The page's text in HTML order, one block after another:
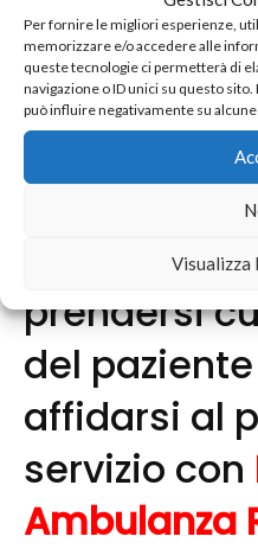
Per fornire le migliori esperienze,
memorizzare e/o accedere alle
queste tecnologie ci permetterà di
navigazione o ID unici su questo
può influire negativamente su
Visualizza
l’impresa
speciale e
che vanta
settore ed
prendersi
del
affidarsi al
servizio con
Ambulanza